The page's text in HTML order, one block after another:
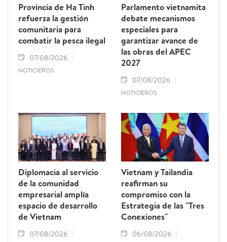
Provincia de Ha Tinh
refuerza la gestión
comunitaria para
combatir la pesca ilegal
07/08/2026
NOTICIEROS
Parlamento vietnamita
debate mecanismos
especiales para
garantizar avance de
las obras del APEC
2027
07/08/2026
NOTICIEROS
Diplomacia al servicio
de la comunidad
empresarial amplía
espacio de desarrollo
de Vietnam
07/08/2026
Vietnam y Tailandia
reafirman su
compromiso con la
Estrategia de las "Tres
Conexiones"
06/08/2026